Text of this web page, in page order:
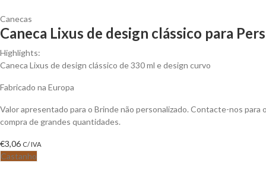
Canecas
Caneca Lixus de design clássico para
Highlights:
Caneca Lixus de design clássico de 330 ml e design curvo
Fabricado na Europa
Valor apresentado para o Brinde não personalizado. Contacte-nos para
compra de grandes quantidades.
€3,06 C/ IVA
Castanho